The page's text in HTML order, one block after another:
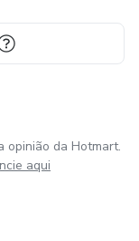
marido e filhos.
opinião da Hotmart.
aqui